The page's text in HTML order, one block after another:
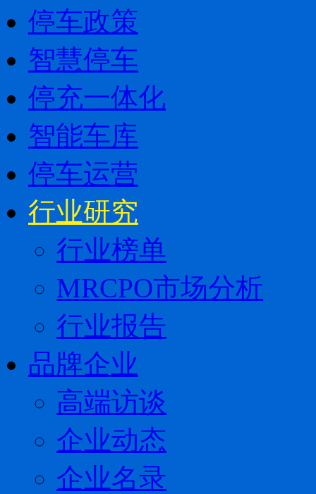
停车政策
智慧停车
停充一体化
智能车库
停车运营
行业研究
行业榜单
MRCPO市场分析
行业报告
品牌企业
高端访谈
企业动态
企业名录